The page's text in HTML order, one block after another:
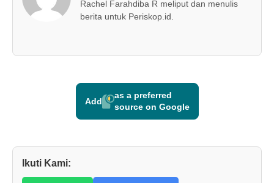
Rachel Farahdiba R meliput dan menulis
berita untuk Periskop.id.
Add
as a preferred
source on Google
Ikuti Kami: